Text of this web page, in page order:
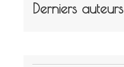
Derniers auteurs